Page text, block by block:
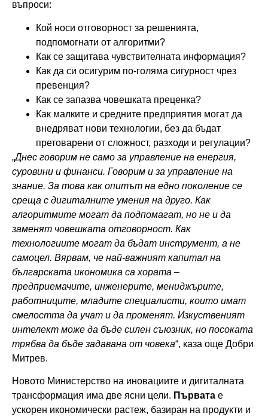
въпроси:
Кой носи отговорност за решенията,
подпомогнати от алгоритми?
Как се защитава чувствителната информация?
Как да си осигурим по-голяма сигурност чрез
превенция?
Как се запазва човешката преценка?
Как малките и средните предприятия могат да
внедряват нови технологии, без да бъдат
претоварени от сложност, разходи и регулации?
„Днес говорим не само за управление на енергия,
суровини и финанси. Говорим и за управление на
знание. За това как опитът на едно поколение се
среща с дигиталните умения на друго. Как
алгоритмите могат да подпомагат, но не и да
заменят човешката отговорност. Как
технологиите могат да бъдат инструмент, а не
самоцел. Вярвам, че най-важният капитал на
българската икономика са хората –
предприемачите, инженерите, мениджърите,
работниците, младите специалисти, които имат
смелостта да учат и да променят. Изкуственият
интелект може да бъде силен съюзник, но посоката
трябва да бъде задавана от човека“, каза още Добри
Митрев.
Новото Министерство на иновациите и дигиталната
трансформация има две ясни цели. Първата е
ускорен икономически растеж, базиран на продукти и